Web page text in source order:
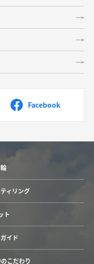
Facebook
ィリング
ト
イド
こだわり